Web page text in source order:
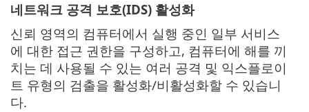
네트워크 공격 보호(IDS) 활성화
신뢰 영역의 컴퓨터에서 실행 중인 일부 서비스
에 대한 접근 권한을 구성하고, 컴퓨터에 해를 끼
치는 데 사용될 수 있는 여러 공격 및 익스플로이
트 유형의 검출을 활성화/비활성화할 수 있습니
다.